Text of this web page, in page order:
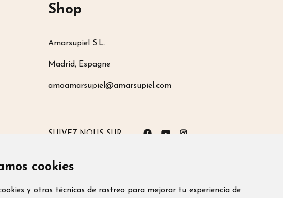
cookies
y otras técnicas de rastreo para mejorar tu experiencia de
Shop
Amarsupiel S.L.
Madrid, Espagne
amoamarsupiel@amarsupiel.com
SUIVEZ NOUS SUR